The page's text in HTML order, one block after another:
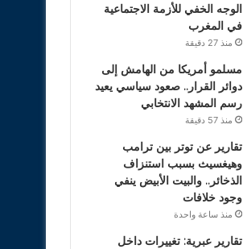
الوجه الخفي للأزمة الاجتماعية
في المغرب
منذ 27 دقيقة
مسلمو أمريكا من الهامش إلى
دوائر القرار.. صعود سياسي يعيد
رسم المشهد الانتخابي
منذ 57 دقيقة
تقارير عن توتر بين ترامب
وهيغسيث بسبب استنزاف
الذخائر.. والبيت الأبيض ينفي
وجود خلافات
منذ ساعة واحدة
تقارير عبرية: تغييرات داخل